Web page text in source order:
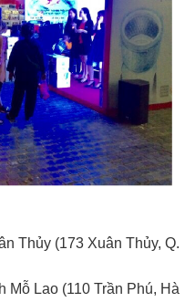
Thủy (173 Xuân Thủy, Q.
Mỗ Lao (110 Trần Phú, Hà